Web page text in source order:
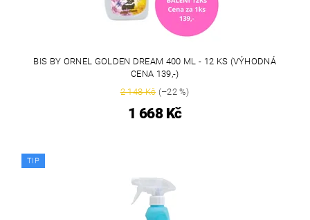
BIS BY ORNEL GOLDEN DREAM 400 ML - 12 KS (VÝHODNÁ
CENA 139,-)
2 148 Kč(–22 %)
1 668 Kč
TIP